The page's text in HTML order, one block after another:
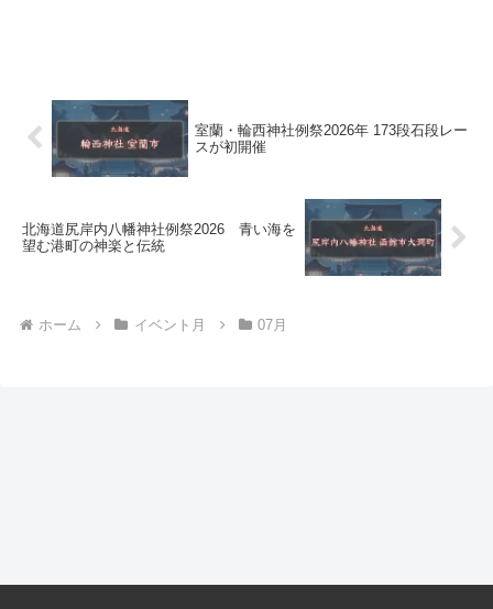
室蘭・輪西神社例祭2026年 173段石段レー
スが初開催
北海道尻岸内八幡神社例祭2026 青い海を
望む港町の神楽と伝統
ホーム イベント月 07月